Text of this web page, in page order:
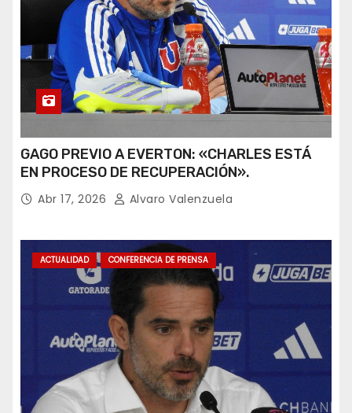
GAGO PREVIO A EVERTON: «CHARLES ESTÁ
EN PROCESO DE RECUPERACIÓN».
Abr 17, 2026 Alvaro Valenzuela
ACTUALIDAD CONFERENCIA DE PRENSA